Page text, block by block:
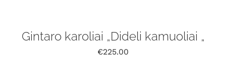
Gintaro karoliai „Dideli kamuoliai „
€225.00